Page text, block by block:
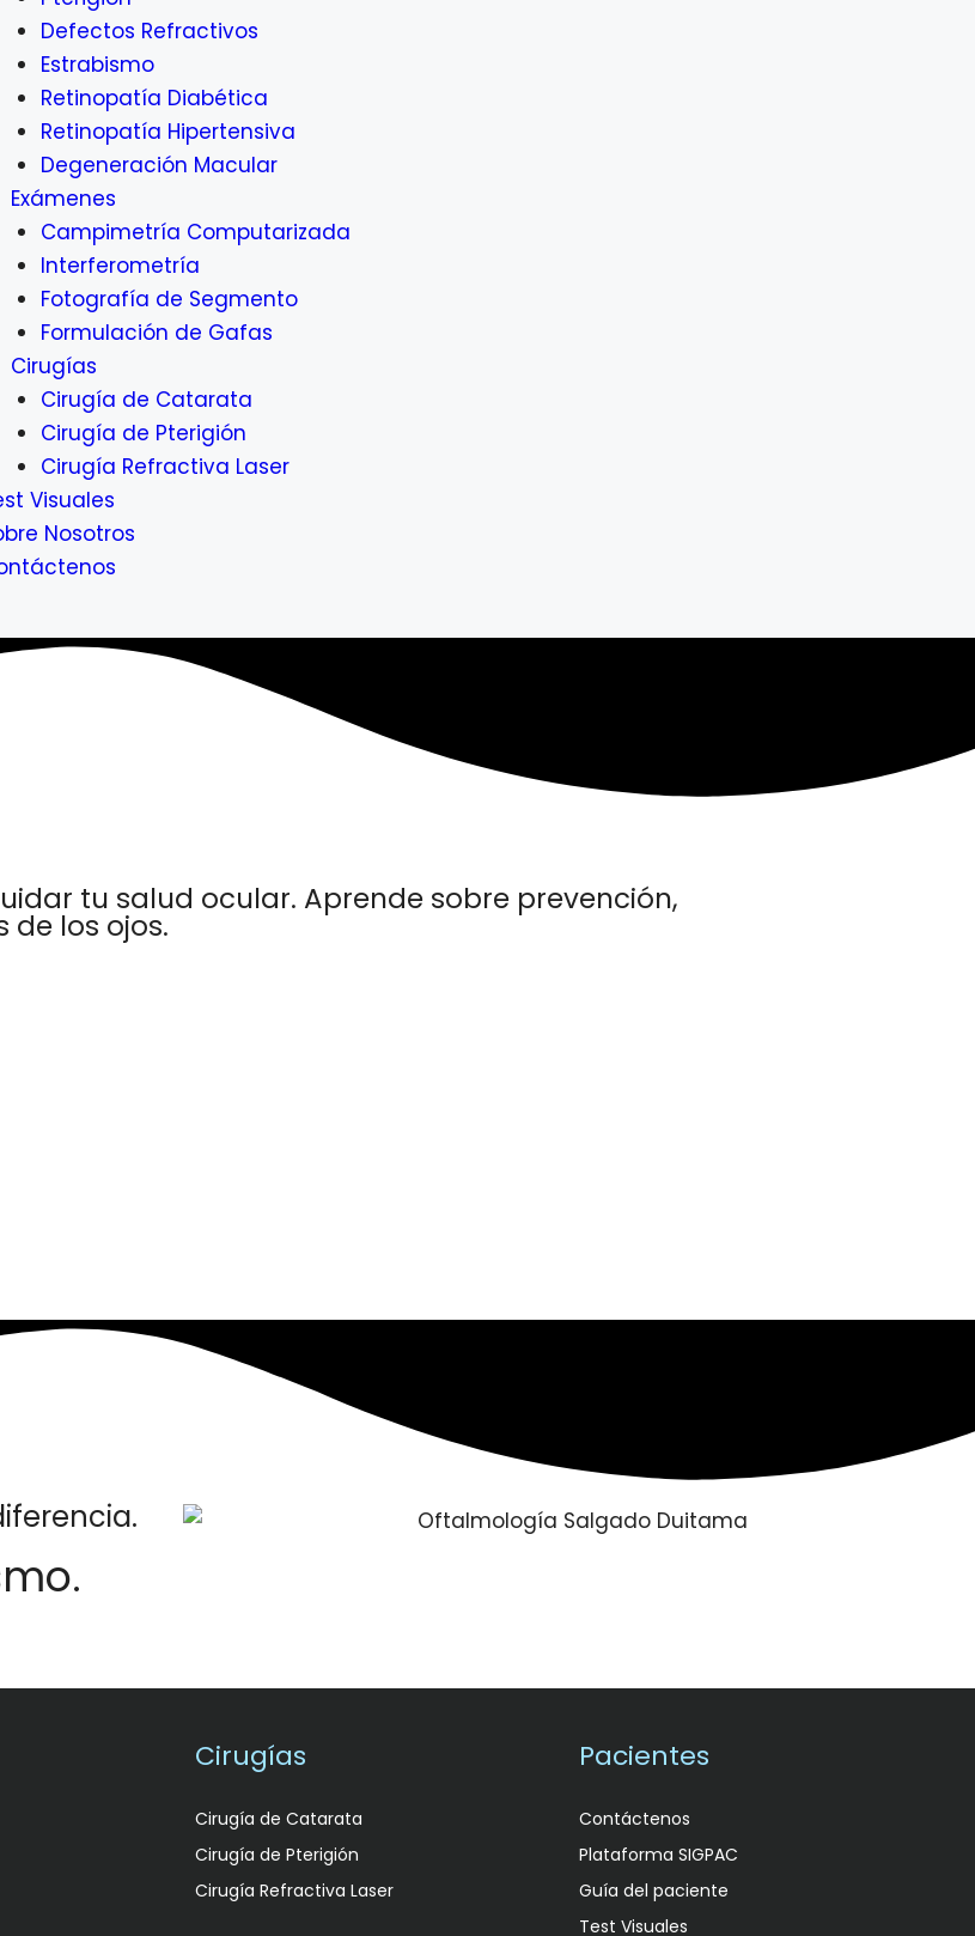
Defectos Refractivos
Estrabismo
Retinopatía Diabética
Retinopatía Hipertensiva
Degeneración Macular
Exámenes
Campimetría Computarizada
Interferometría
Fotografía de Segmento
Formulación de Gafas
Cirugías
Cirugía de Catarata
Cirugía de Pterigión
Cirugía Refractiva Laser
Visuales
Nosotros
tu salud ocular. Aprende sobre prevención,
los ojos.
Cirugías
Cirugía de Catarata
Cirugía de Pterigión
Cirugía Refractiva Laser
Pacientes
Contáctenos
Plataforma SIGPAC
Guía del paciente
Test Visuales